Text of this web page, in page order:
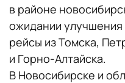
в районе
ожидании
рейсы из Томска,
и Горно-Алтайска.
В Новосибирске и